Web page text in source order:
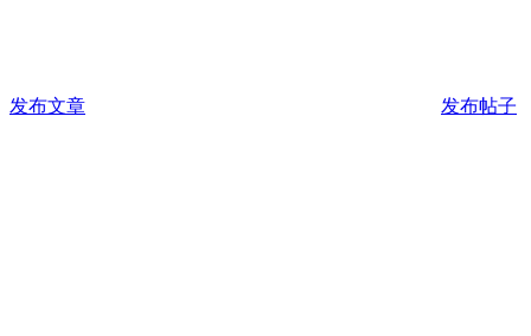
发布文章 发布帖子